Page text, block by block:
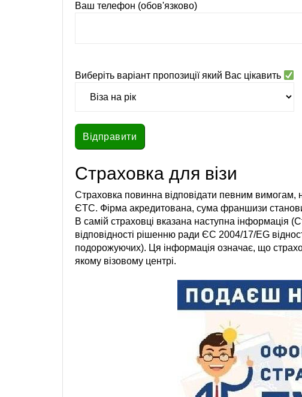
Ваш телефон (обов'язково)
Виберіть варіант пропозиції який Вас цікавить
Страховка для візи
Страховка повинна відповідати певним
ЄТС. Фірма акредитована, сума франшизи
В самій страховці вказана наступна інформація
відповідності рішенню ради ЄС 2004/17/EG
подорожуючих). Ця інформація означає, що
якому візовому центрі.